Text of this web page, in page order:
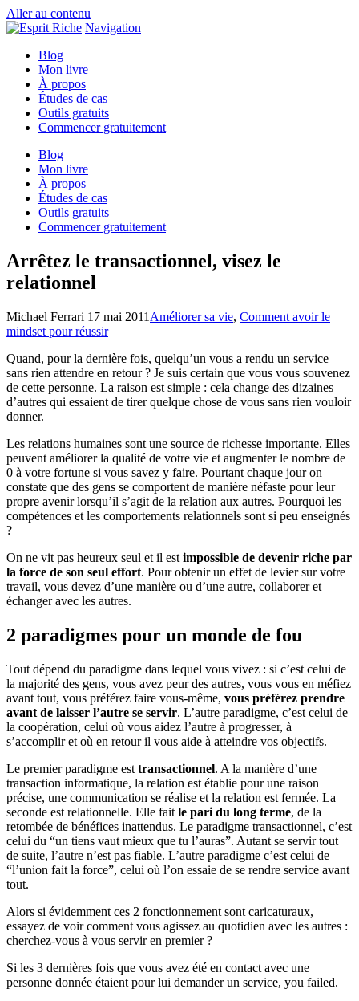
Aller au contenu
Navigation
Blog
Mon livre
À propos
Études de cas
Outils gratuits
Commencer gratuitement
Blog
Mon livre
À propos
Études de cas
Outils gratuits
Commencer gratuitement
Arrêtez le transactionnel, visez le
relationnel
Michael Ferrari 17 mai 2011 Améliorer sa vie, Comment avoir le
mindset pour réussir
Quand, pour la dernière fois, quelqu’un vous a rendu un service
sans rien attendre en retour ? Je suis certain que vous vous souvenez
de cette personne. La raison est simple : cela change des dizaines
d’autres qui essaient de tirer quelque chose de vous sans rien vouloir
donner.
Les relations humaines sont une source de richesse importante. Elles
peuvent améliorer la qualité de votre vie et augmenter le nombre de
0 à votre fortune si vous savez y faire. Pourtant chaque jour on
constate que des gens se comportent de manière néfaste pour leur
propre avenir lorsqu’il s’agit de la relation aux autres. Pourquoi les
compétences et les comportements relationnels sont si peu enseignés
?
On ne vit pas heureux seul et il est impossible de devenir riche par
la force de son seul effort. Pour obtenir un effet de levier sur votre
travail, vous devez d’une manière ou d’une autre, collaborer et
échanger avec les autres.
2 paradigmes pour un monde de fou
Tout dépend du paradigme dans lequel vous vivez : si c’est celui de
la majorité des gens, vous avez peur des autres, vous vous en méfiez
avant tout, vous préférez faire vous-même, vous préférez prendre
avant de laisser l’autre se servir. L’autre paradigme, c’est celui de
la coopération, celui où vous aidez l’autre à progresser, à
s’accomplir et où en retour il vous aide à atteindre vos objectifs.
Le premier paradigme est transactionnel. A la manière d’une
transaction informatique, la relation est établie pour une raison
précise, une communication se réalise et la relation est fermée. La
seconde est relationnelle. Elle fait le pari du long terme, de la
retombée de bénéfices inattendus. Le paradigme transactionnel, c’est
celui du “un tiens vaut mieux que tu l’auras”. Autant se servir tout
de suite, l’autre n’est pas fiable. L’autre paradigme c’est celui de
“l’union fait la force”, celui où l’on essaie de se rendre service avant
tout.
Alors si évidemment ces 2 fonctionnement sont caricaturaux,
essayez de voir comment vous agissez au quotidien avec les autres :
cherchez-vous à vous servir en premier ?
Si les 3 dernières fois que vous avez été en contact avec une
personne donnée étaient pour lui demander un service, you failed.